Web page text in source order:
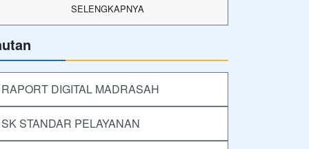
SELENGKAPNYA
RAPORT DIGITAL MADRASAH
SK STANDAR PELAYANAN